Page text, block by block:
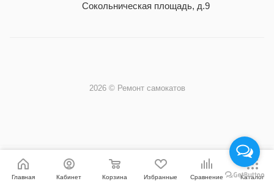
Сокольническая площадь, д.9
2026 © Ремонт самокатов
Главная Кабинет Корзина Избранные Сравнение Каталог